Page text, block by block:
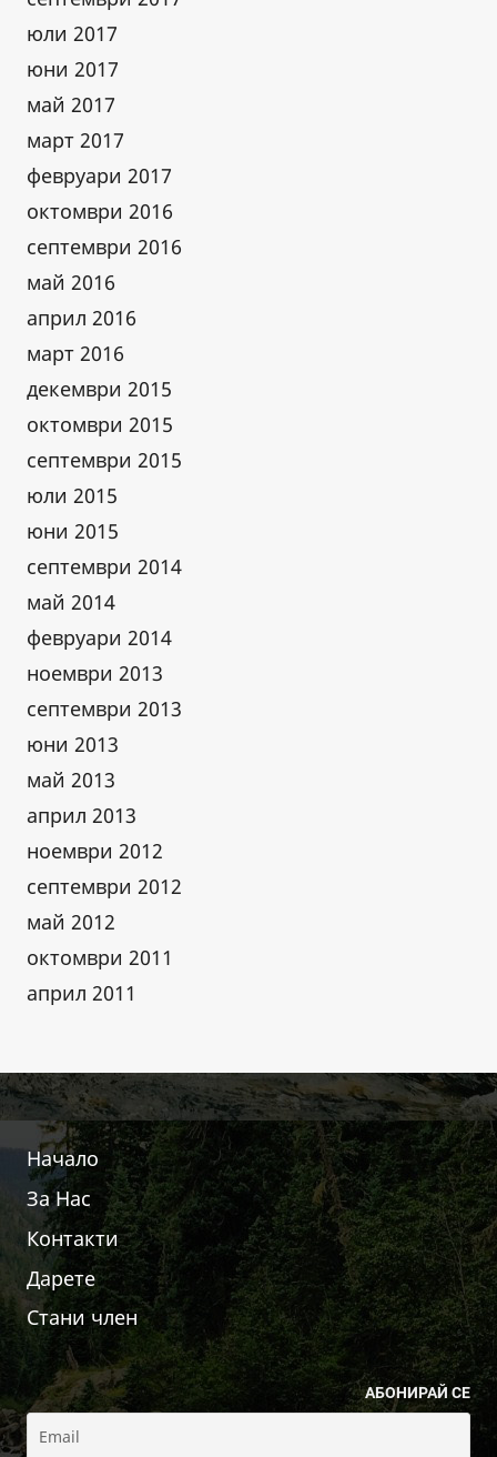
юли 2017
юни 2017
май 2017
март 2017
февруари 2017
октомври 2016
септември 2016
май 2016
април 2016
март 2016
декември 2015
октомври 2015
септември 2015
юли 2015
юни 2015
септември 2014
май 2014
февруари 2014
ноември 2013
септември 2013
юни 2013
май 2013
април 2013
ноември 2012
септември 2012
май 2012
октомври 2011
април 2011
Начало
За Нас
Контакти
Дарете
Стани член
АБОНИРАЙ СЕ